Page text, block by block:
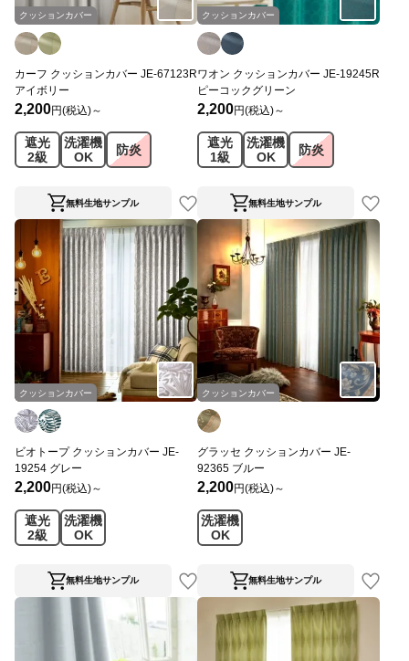
クッションカバー
カーフ クッションカバー JE-67123R
アイボリー
2,200円(税込)～
遮光
2級
洗濯機
OK
防炎
無料生地サンプル
クッションカバー
ワオン クッションカバー JE-19245R
ピーコックグリーン
2,200円(税込)～
遮光
1級
洗濯機
OK
防炎
無料生地サンプル
クッションカバー
ビオトープ クッションカバー JE-
19254 グレー
2,200円(税込)～
遮光
2級
洗濯機
OK
無料生地サンプル
クッションカバー
グラッセ クッションカバー JE-
92365 ブルー
2,200円(税込)～
洗濯機
OK
無料生地サンプル